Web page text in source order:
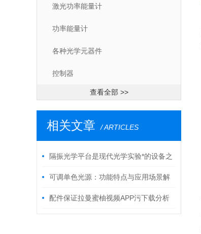
激光功率能量计
功率能量计
各种光学元器件
控制器
查看全部 >>
相关文章 / ARTICLES
隔振光学平台是现代光学实验*的设备之
一 可调单色光源：功能特点与应用场景解
析 配件保证拉曼蜜柚视频APP污下载分析